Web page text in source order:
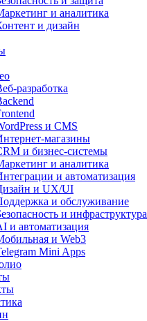
и аналитика
и дизайн
разработка
и CMS
магазины
и бизнес-системы
и аналитика
и автоматизация
и UX/UI
и обслуживание
и инфраструктура
и автоматизация
и Web3
Mini Apps